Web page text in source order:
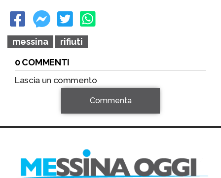
messina
rifiuti
0 COMMENTI
Lascia un commento
Commenta